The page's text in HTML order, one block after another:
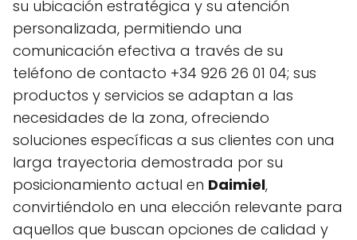
su ubicación estratégica y su atención
personalizada, permitiendo una
comunicación efectiva a través de su
teléfono de contacto +34 926 26 01 04; sus
productos y servicios se adaptan a las
necesidades de la zona, ofreciendo
soluciones específicas a sus clientes con una
larga trayectoria demostrada por su
posicionamiento actual en Daimiel,
convirtiéndolo en una elección relevante para
aquellos que buscan opciones de calidad y